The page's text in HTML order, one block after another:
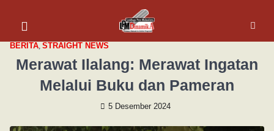
BERITA, STRAIGHT NEWS
Merawat Ilalang: Merawat Ingatan
Melalui Buku dan Pameran
5 Desember 2024